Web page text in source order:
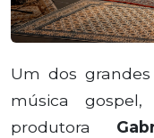
Um dos
música
produtora